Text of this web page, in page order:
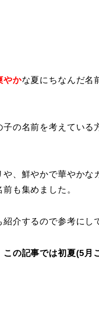
やかな夏にちなんだ名
の名前を考えている
、鮮やかで華やかな
も集めました。
紹介するので参考にし
の記事では初夏(5月